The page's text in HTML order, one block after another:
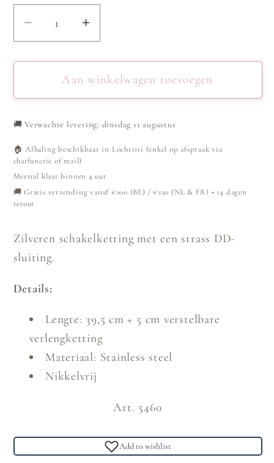
Aantal
verlagen
voor
Ketting
DD
Zilver
Aantal
verhogen
voor
Ketting
DD
Zilver
Aan winkelwagen toevoegen
🚚Verwachte levering: dinsdag 11 augustus
🏠 Afhaling beschikbaar in Lochristi (enkel op afspraak via
chatfunctie of mail)
Meestal klaar binnen 4 uur
🚚 Gratis verzending vanaf €100 (BE) / €120 (NL & FR) • 14 dagen
retour
Zilveren schakelketting met een strass DD-
sluiting.
Details:
Lengte: 39,5 cm + 5 cm verstelbare
verlengketting
Materiaal: Stainless steel
Nikkelvrij
Art. 5460
Add to wishlist